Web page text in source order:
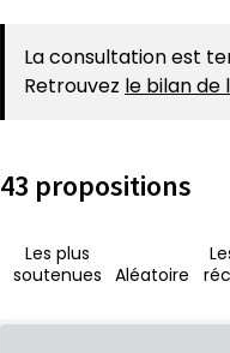
La consultation est
Retrouvez le bilan de
43 propositions
Les plus
soutenues Aléatoire